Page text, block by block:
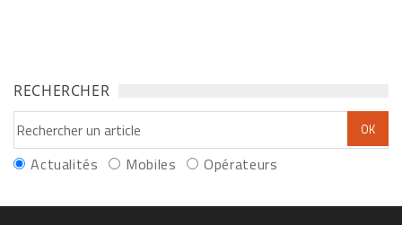
RECHERCHER
Actualités Mobiles Opérateurs